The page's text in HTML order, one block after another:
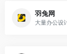
羽兔网
大量办公设